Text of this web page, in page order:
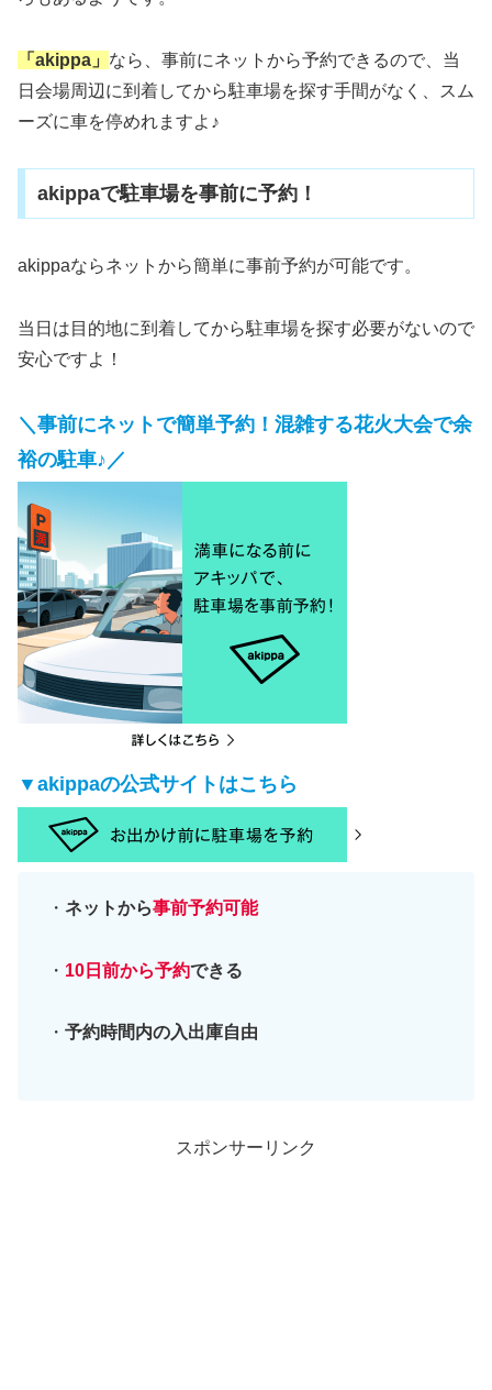
「akippa」 なら、事前にネットから予約できるので、当
日会場周辺に到着してから駐車場を探す手間がなく、スム
ーズに車を停めれますよ♪
akippaで駐車場を事前に予約！
akippaならネットから簡単に事前予約が可能です。
当日は目的地に到着してから駐車場を探す必要がないので
安心ですよ！
＼事前にネットで簡単予約！混雑する花火大会で余
裕の駐車♪／
▼akippaの公式サイトはこちら
・ ネットから事前予約可能
・ 10日前から予約できる
・ 予約時間内の入出庫自由
スポンサーリンク